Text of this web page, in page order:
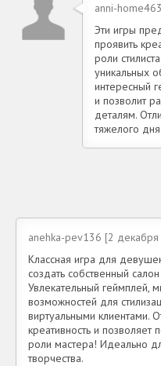
anni-
Эти игры
проявить
роли
уникальных
интересный
и позволит
деталям.
тяжелого
anehka-pev136 [2
Классная игра для
создать собственный
Увлекательный геймплей,
возможностей для
виртуальными клиентами.
креативность и позволяет
роли мастера! Идеально
творчества.